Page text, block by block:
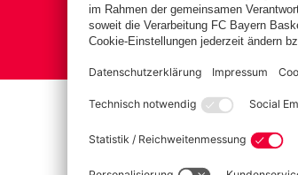
Basketball Frauen Handball
Impressum Datenschutz